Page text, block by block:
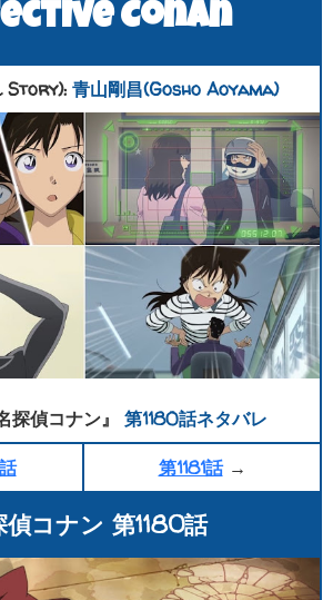
Conan
Story): 青山剛昌(Gosho Aoyama)
探偵コナン』 第1180話ネタバレ
第1181話→
偵コナン 第1180話